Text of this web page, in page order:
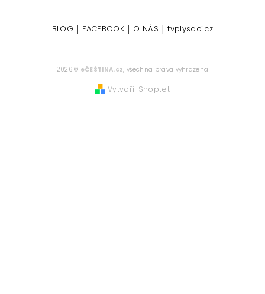
BLOG | FACEBOOK | O NÁS | tvplysaci.cz
2026 © eČEŠTINA.cz, všechna práva vyhrazena
Vytvořil Shoptet